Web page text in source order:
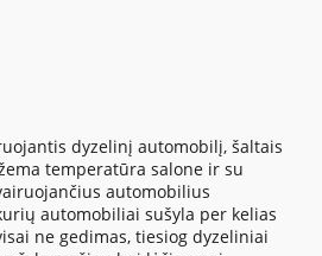
dyzelinį automobilį, šaltais
temperatūra salone ir su
automobilius
automobiliai sušyla per kelias
ne gedimas, tiesiog dyzeliniai